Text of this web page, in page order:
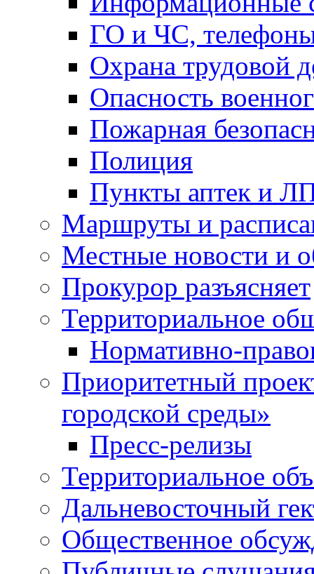
ГО и ЧС,
Охрана трудовой
Опасность
Пожарная
Полиция
Пункты аптек и
Маршруты и
Местные новости и
Прокурор разъясняет
Территориальное
Нормативно-
Приоритетный
городской среды»
Пресс-релизы
Территориальное
Дальневосточный
Общественное